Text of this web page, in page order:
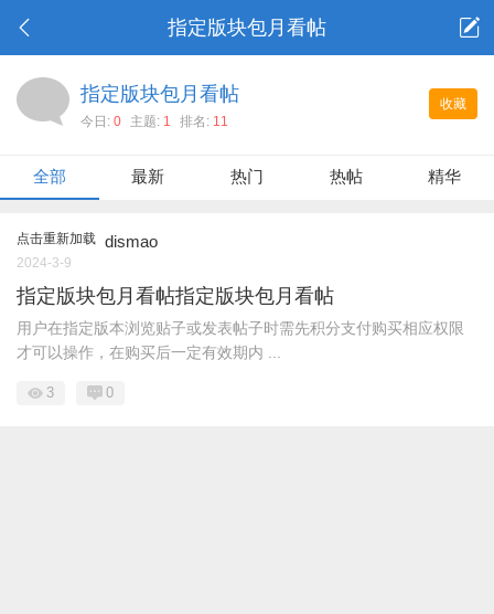
指定版块包月看帖
收藏
指定版块包月看帖
今日: 0 主题: 1 排名: 11
全部 最新 热门 热帖 精华
点击重新加载 dismao
2024-3-9
指定版块包月看帖指定版块包月看帖
用户在指定版本浏览贴子或发表帖子时需先积分支付购买相应权限
才可以操作，在购买后一定有效期内 ...
3 0